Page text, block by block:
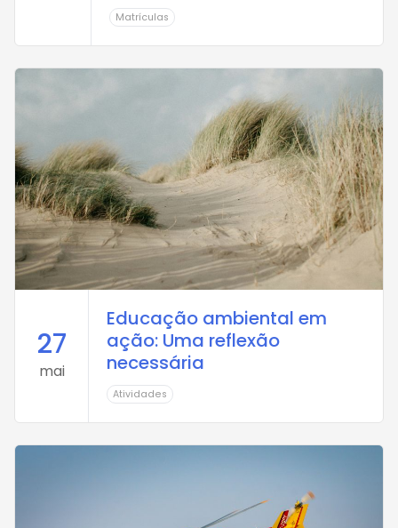
Matrículas
27
mai
Educação ambiental em
ação: Uma reflexão
necessária
Atividades